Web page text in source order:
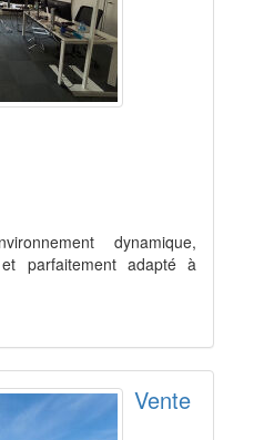
dynamique,
parfaitement adapté à
Vente